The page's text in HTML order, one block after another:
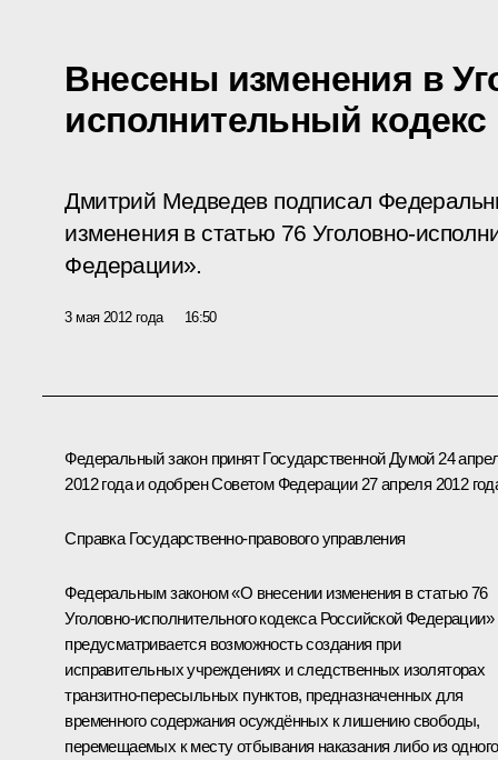
Внесены изменения в
исполнительный кодекс
Дмитрий Медведев подписал
изменения в статью 76 Уголовно-
Федерации».
3 мая 2012 года 16:50
Федеральный закон принят Государственной Думой 24
2012 года и одобрен Советом Федерации 27 апреля 2012
Справка Государственно-правового управления
Федеральным законом «О внесении изменения в статью 76
Уголовно-исполнительного кодекса Российской Федерации»
предусматривается возможность создания при
исправительных учреждениях и следственных изоляторах
транзитно-пересыльных пунктов, предназначенных для
временного содержания осуждённых к лишению свободы,
перемещаемых к месту отбывания наказания либо из одного